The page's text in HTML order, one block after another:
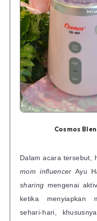
Cosmos
Dalam acara tersebut,
mom influencer Ayu
sharing mengenai
ketika menyiapkan
sehari-hari,